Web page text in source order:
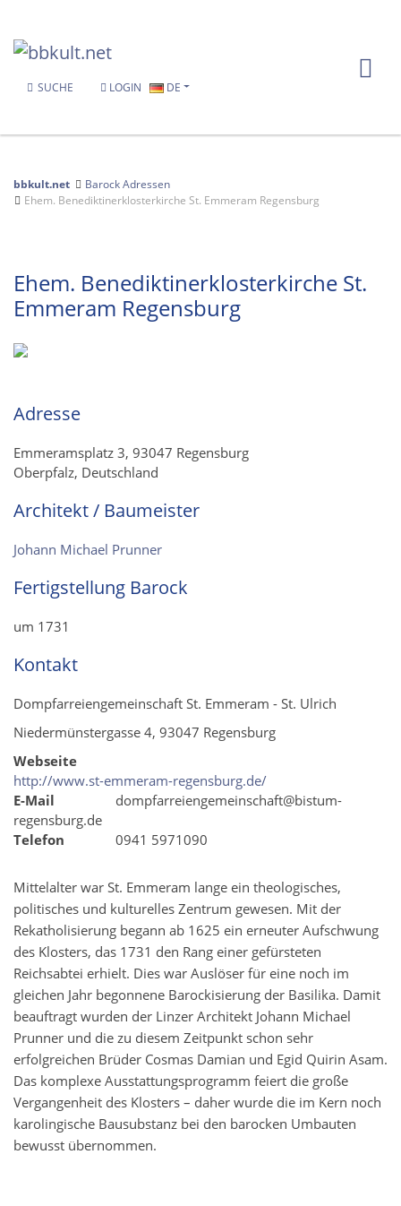
SUCHE LOGIN DE
bbkult.net
Barock Adressen
Ehem. Benediktinerklosterkirche St. Emmeram Regensburg
Ehem. Benediktinerklosterkirche St.
Emmeram Regensburg
Mittelalter war St. Emmeram lange ein theologisches,
politisches und kulturelles Zentrum gewesen. Mit der
Rekatholisierung begann ab 1625 ein erneuter Aufschwung
des Klosters, das 1731 den Rang einer gefürsteten
Reichsabtei erhielt. Dies war Auslöser für eine noch im
gleichen Jahr begonnene Barockisierung der Basilika. Damit
beauftragt wurden der Linzer Architekt Johann Michael
Prunner und die zu diesem Zeitpunkt schon sehr
erfolgreichen Brüder Cosmas Damian und Egid Quirin Asam.
Das komplexe Ausstattungsprogramm feiert die große
Vergangenheit des Klosters – daher wurde die im Kern noch
karolingische Bausubstanz bei den barocken Umbauten
bewusst übernommen.
Adresse
Emmeramsplatz 3, 93047 Regensburg
Oberpfalz, Deutschland
Architekt / Baumeister
Johann Michael Prunner
Fertigstellung Barock
um 1731
Kontakt
Dompfarreiengemeinschaft St. Emmeram - St. Ulrich
Niedermünstergasse 4, 93047 Regensburg
Webseite
http://www.st-emmeram-regensburg.de/
E-Mail
dompfarreiengemeinschaft@bistum-
regensburg.de
Telefon
0941 5971090